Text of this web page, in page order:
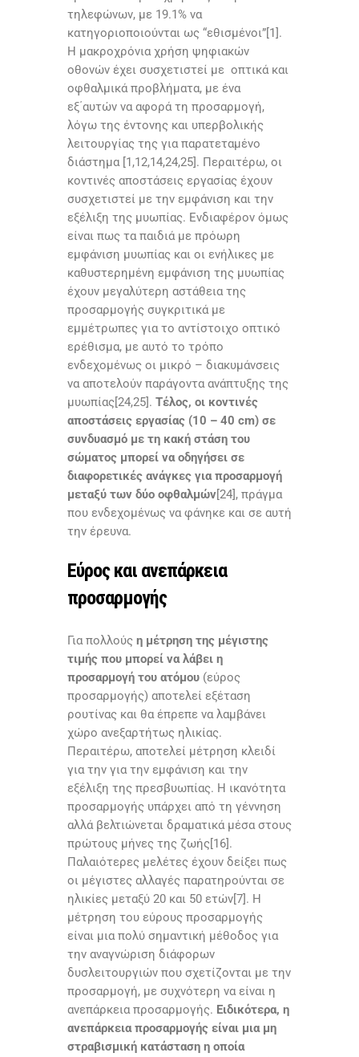
τηλεφώνων, με 19.1% να
κατηγοριοποιούνται ως “εθισμένοι”[1].
Η μακροχρόνια χρήση ψηφιακών
οθονών έχει συσχετιστεί με οπτικά και
οφθαλμικά προβλήματα, με ένα
εξ΄αυτών να αφορά τη προσαρμογή,
λόγω της έντονης και υπερβολικής
λειτουργίας της για παρατεταμένο
διάστημα [1,12,14,24,25]. Περαιτέρω, οι
κοντινές αποστάσεις εργασίας έχουν
συσχετιστεί με την εμφάνιση και την
εξέλιξη της μυωπίας. Ενδιαφέρον όμως
είναι πως τα παιδιά με πρόωρη
εμφάνιση μυωπίας και οι ενήλικες με
καθυστερημένη εμφάνιση της μυωπίας
έχουν μεγαλύτερη αστάθεια της
προσαρμογής συγκριτικά με
εμμέτρωπες για το αντίστοιχο οπτικό
ερέθισμα, με αυτό το τρόπο
ενδεχομένως οι μικρό – διακυμάνσεις
να αποτελούν παράγοντα ανάπτυξης της
μυωπίας[24,25]. Τέλος, οι κοντινές
αποστάσεις εργασίας (10 – 40 cm) σε
συνδυασμό με τη κακή στάση του
σώματος μπορεί να οδηγήσει σε
διαφορετικές ανάγκες για προσαρμογή
μεταξύ των δύο οφθαλμών[24], πράγμα
που ενδεχομένως να φάνηκε και σε αυτή
την έρευνα.
Εύρος και ανεπάρκεια
προσαρμογής
Για πολλούς η μέτρηση της μέγιστης
τιμής που μπορεί να λάβει η
προσαρμογή του ατόμου (εύρος
προσαρμογής) αποτελεί εξέταση
ρουτίνας και θα έπρεπε να λαμβάνει
χώρο ανεξαρτήτως ηλικίας.
Περαιτέρω, αποτελεί μέτρηση κλειδί
για την για την εμφάνιση και την
εξέλιξη της πρεσβυωπίας. Η ικανότητα
προσαρμογής υπάρχει από τη γέννηση
αλλά βελτιώνεται δραματικά μέσα στους
πρώτους μήνες της ζωής[16].
Παλαιότερες μελέτες έχουν δείξει πως
οι μέγιστες αλλαγές παρατηρούνται σε
ηλικίες μεταξύ 20 και 50 ετών[7]. Η
μέτρηση του εύρους προσαρμογής
είναι μια πολύ σημαντική μέθοδος για
την αναγνώριση διάφορων
δυσλειτουργιών που σχετίζονται με την
προσαρμογή, με συχνότερη να είναι η
ανεπάρκεια προσαρμογής. Ειδικότερα, η
ανεπάρκεια προσαρμογής είναι μια μη
στραβισμική κατάσταση η οποία